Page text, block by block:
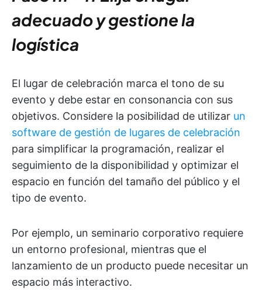
adecuado y gestione la
logística
El lugar de celebración marca el tono de su
evento y debe estar en consonancia con sus
objetivos. Considere la posibilidad de utilizar un
software de gestión de lugares de celebración
para simplificar la programación, realizar el
seguimiento de la disponibilidad y optimizar el
espacio en función del tamaño del público y el
tipo de evento.
Por ejemplo, un seminario corporativo requiere
un entorno profesional, mientras que el
lanzamiento de un producto puede necesitar un
espacio más interactivo.